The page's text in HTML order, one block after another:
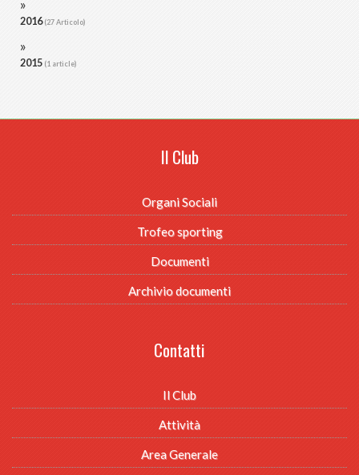
2016(27 Articolo)
2015 (1 article)
Il Club
Organi Sociali
Trofeo sporting
Documenti
Archivio documenti
Contatti
Il Club
Attività
Area Generale